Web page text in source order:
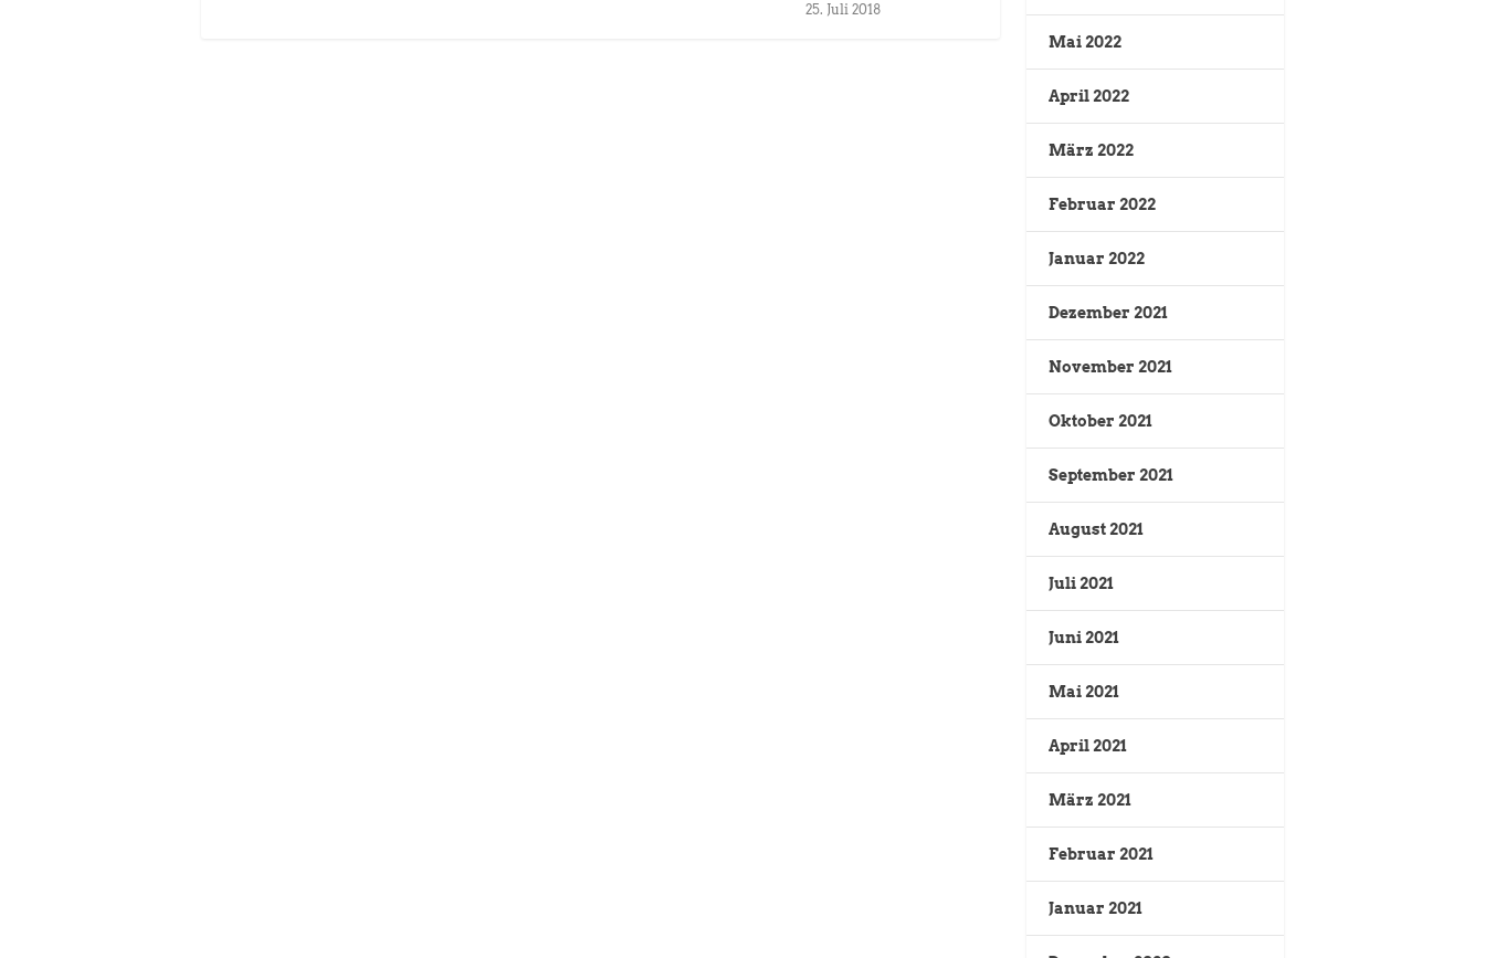
25. Juli 2018
Mai 2022
April 2022
März 2022
Februar 2022
Januar 2022
Dezember 2021
November 2021
Oktober 2021
September 2021
August 2021
Juli 2021
Juni 2021
Mai 2021
April 2021
März 2021
Februar 2021
Januar 2021